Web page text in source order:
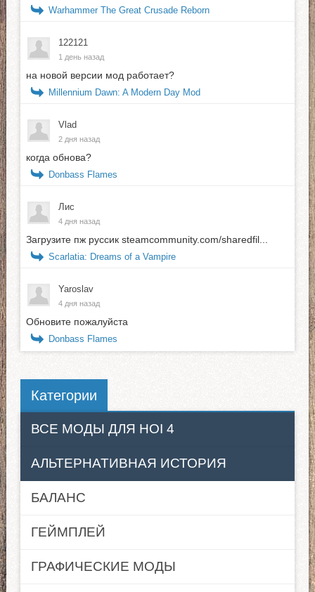
Warhammer The Great Crusade Reborn
122121
1 день назад
на новой версии мод работает?
Millennium Dawn: A Modern Day Mod
Vlad
2 дня назад
когда обнова?
Donbass Flames
Лис
4 дня назад
Загрузите пж руссик steamcommunity.com/sharedfil...
Scarlatia: Dreams of a Vampire
Yaroslav
4 дня назад
Обновите пожалуйста
Donbass Flames
Категории
ВСЕ МОДЫ ДЛЯ HOI 4
АЛЬТЕРНАТИВНАЯ ИСТОРИЯ
БАЛАНС
ГЕЙМПЛЕЙ
ГРАФИЧЕСКИЕ МОДЫ